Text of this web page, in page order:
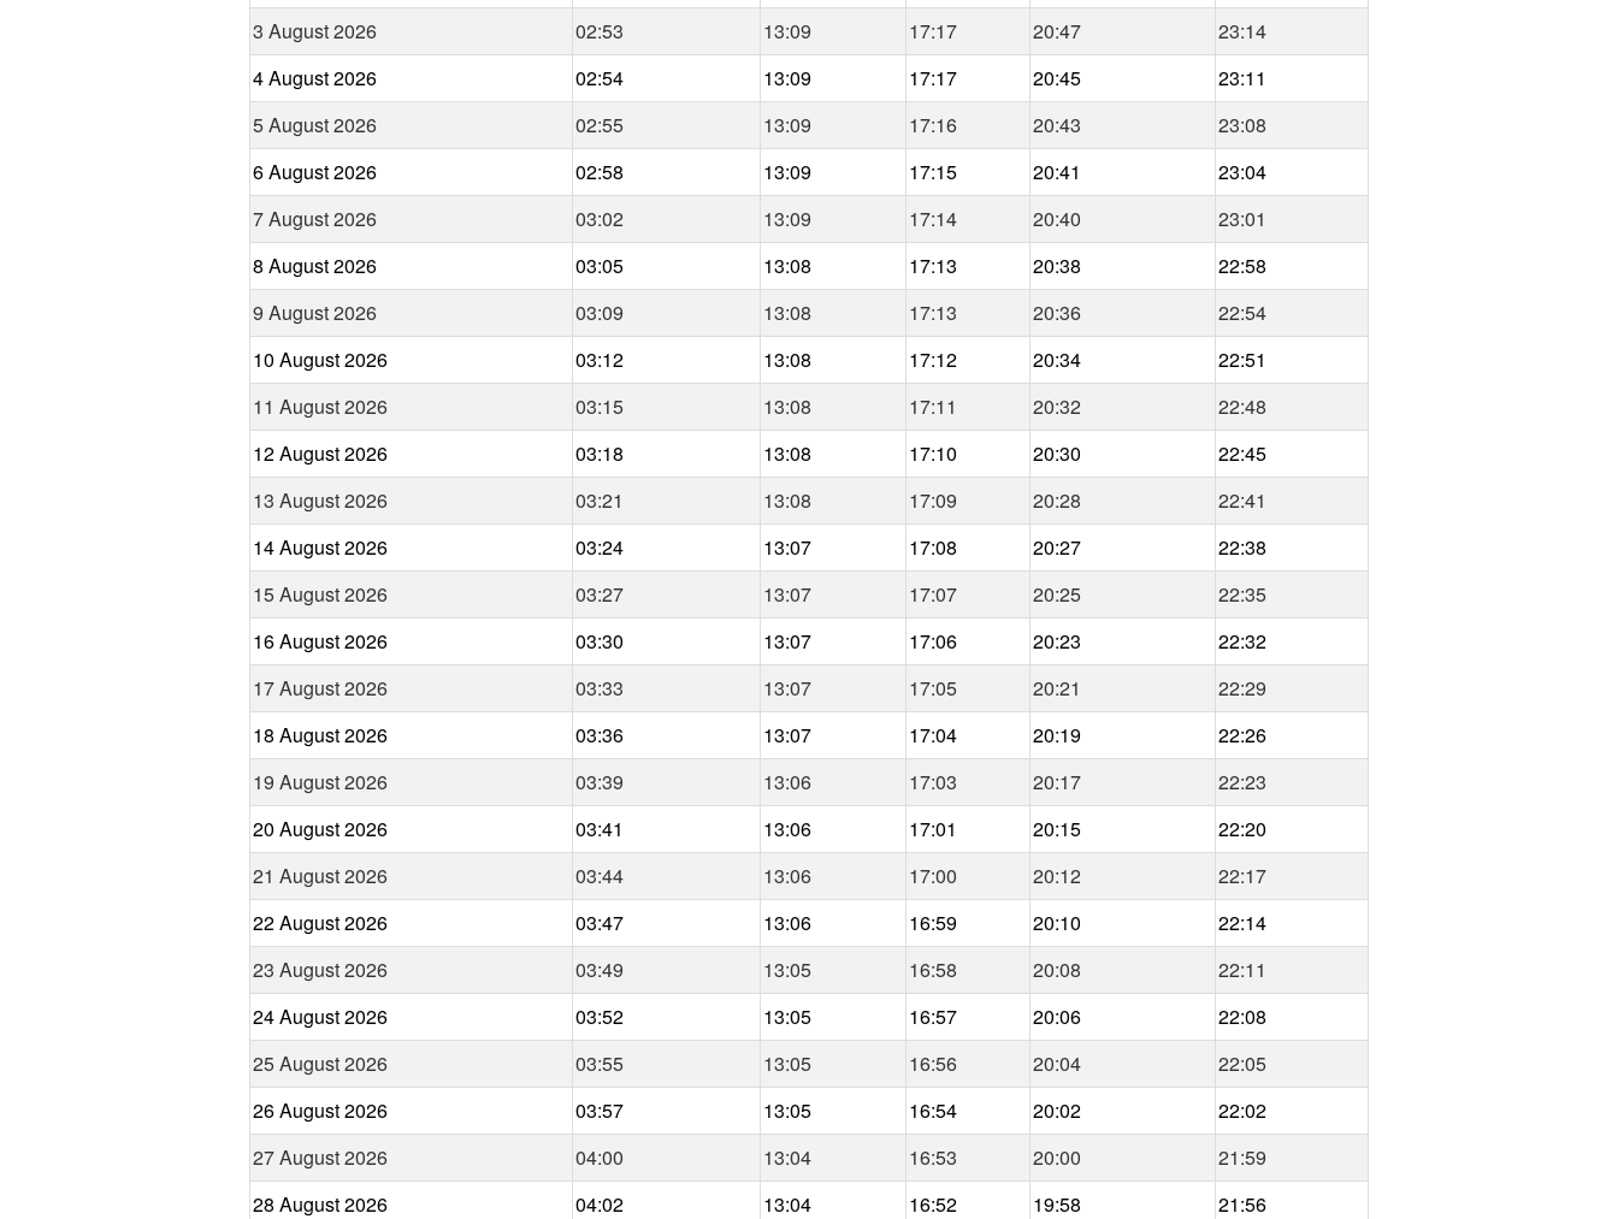
3 August 2026
02:53 13:09 17:17 20:47
23:14
4 August 2026
02:54 13:09 17:17 20:45
23:11
5 August 2026
02:55 13:09 17:16 20:43
23:08
6 August 2026
02:58 13:09 17:15 20:41
23:04
7 August 2026
03:02 13:09 17:14 20:40
23:01
8 August 2026
03:05 13:08 17:13 20:38
22:58
9 August 2026
03:09 13:08 17:13 20:36
22:54
10 August 2026
03:12 13:08 17:12 20:34
22:51
11 August 2026
03:15 13:08 17:11 20:32
22:48
12 August 2026
03:18 13:08 17:10 20:30
22:45
13 August 2026
03:21 13:08 17:09 20:28
22:41
14 August 2026
03:24 13:07 17:08 20:27
22:38
15 August 2026
03:27 13:07 17:07 20:25
22:35
16 August 2026
03:30 13:07 17:06 20:23
22:32
17 August 2026
03:33 13:07 17:05 20:21
22:29
18 August 2026
03:36 13:07 17:04 20:19
22:26
19 August 2026
03:39 13:06 17:03 20:17
22:23
20 August 2026
03:41 13:06 17:01 20:15
22:20
21 August 2026
03:44 13:06 17:00 20:12
22:17
22 August 2026
03:47 13:06 16:59 20:10
22:14
23 August 2026
03:49 13:05 16:58 20:08
22:11
24 August 2026
03:52 13:05 16:57 20:06
22:08
25 August 2026
03:55 13:05 16:56 20:04
22:05
26 August 2026
03:57 13:05 16:54 20:02
22:02
27 August 2026
04:00 13:04 16:53 20:00
21:59
28 August 2026
04:02 13:04 16:52 19:58
21:56